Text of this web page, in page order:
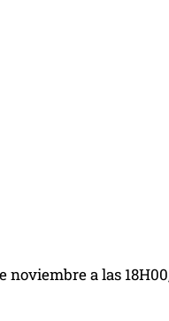
noviembre a las